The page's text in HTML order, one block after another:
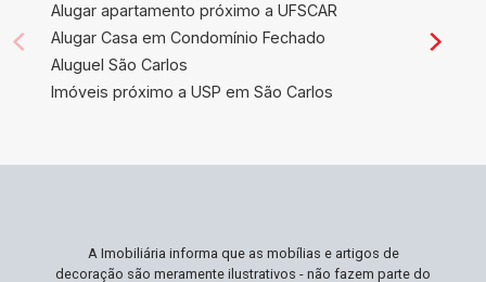
Alugar apartamento próximo a UFSCAR
Alugar Casa em Condomínio Fechado
Aluguel São Carlos
Imóveis próximo a USP em São Carlos
A Imobiliária informa que as mobílias e artigos de
decoração são meramente ilustrativos - não fazem parte do